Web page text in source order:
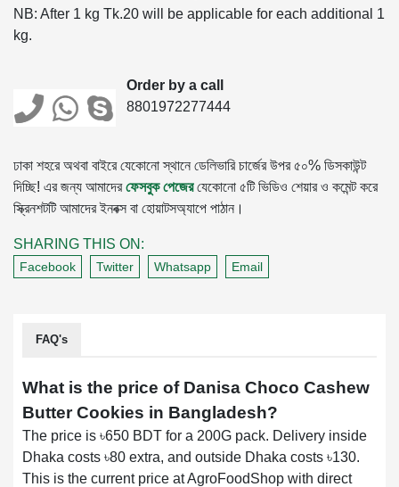
NB: After 1 kg Tk.20 will be applicable for each additional 1
kg.
Order by a call
8801972277444
ঢাকা শহরে অথবা বাইরে যেকোনো স্থানে ডেলিভারি চার্জের উপর ৫০% ডিসকাউন্ট
দিচ্ছি! এর জন্য আমাদেরফেসবুক পেজেরযেকোনো ৫টি ভিডিও শেয়ার ও কমেন্ট করে
স্ক্রিনশটটি আমাদের ইনবক্স বা হোয়াটসঅ্যাপে পাঠান।
SHARING THIS ON:
Facebook Twitter Whatsapp Email
FAQ's
What is the price of Danisa Choco Cashew
Butter Cookies in Bangladesh?
The price is ৳650 BDT for a 200G pack. Delivery inside
Dhaka costs ৳80 extra, and outside Dhaka costs ৳130.
This is the current price at AgroFoodShop with direct